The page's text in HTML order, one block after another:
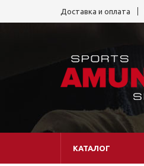
Доставка и оплата
КАТАЛОГ